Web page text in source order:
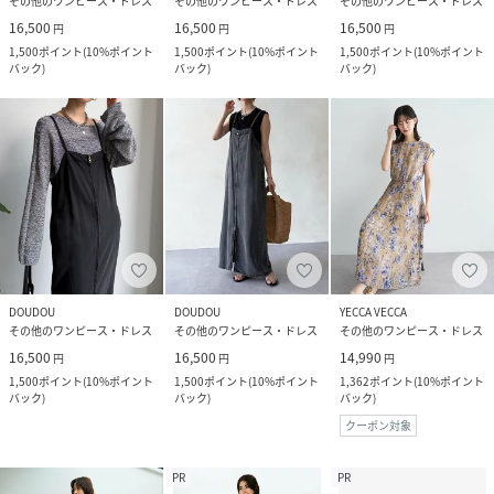
16,500 円
1,500ポイント(10%ポイント
バック)
16,500 円
1,500ポイント(10%ポイント
バック)
16,500 円
1,500ポイント(10%ポイント
バック)
DOUDOU
その他のワンピース・ドレス
16,500 円
1,500ポイント(10%ポイント
バック)
DOUDOU
その他のワンピース・ドレス
16,500 円
1,500ポイント(10%ポイント
バック)
YECCA VECCA
その他のワンピース・ドレス
14,990 円
1,362ポイント(10%ポイント
バック)
クーポン対象
PR PR